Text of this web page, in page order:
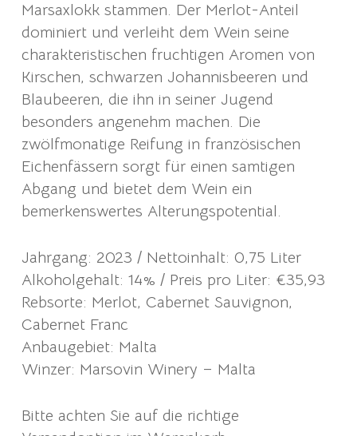
Marsaxlokk stammen. Der Merlot-Anteil
dominiert und verleiht dem Wein seine
charakteristischen fruchtigen Aromen von
Kirschen, schwarzen Johannisbeeren und
Blaubeeren, die ihn in seiner Jugend
besonders angenehm machen. Die
zwölfmonatige Reifung in französischen
Eichenfässern sorgt für einen samtigen
Abgang und bietet dem Wein ein
bemerkenswertes Alterungspotential.
Jahrgang: 2023 / Nettoinhalt: 0,75 Liter
Alkoholgehalt: 14% / Preis pro Liter: €35,93
Rebsorte: Merlot, Cabernet Sauvignon,
Cabernet Franc
Anbaugebiet: Malta
Winzer: Marsovin Winery – Malta
Bitte achten Sie auf die richtige